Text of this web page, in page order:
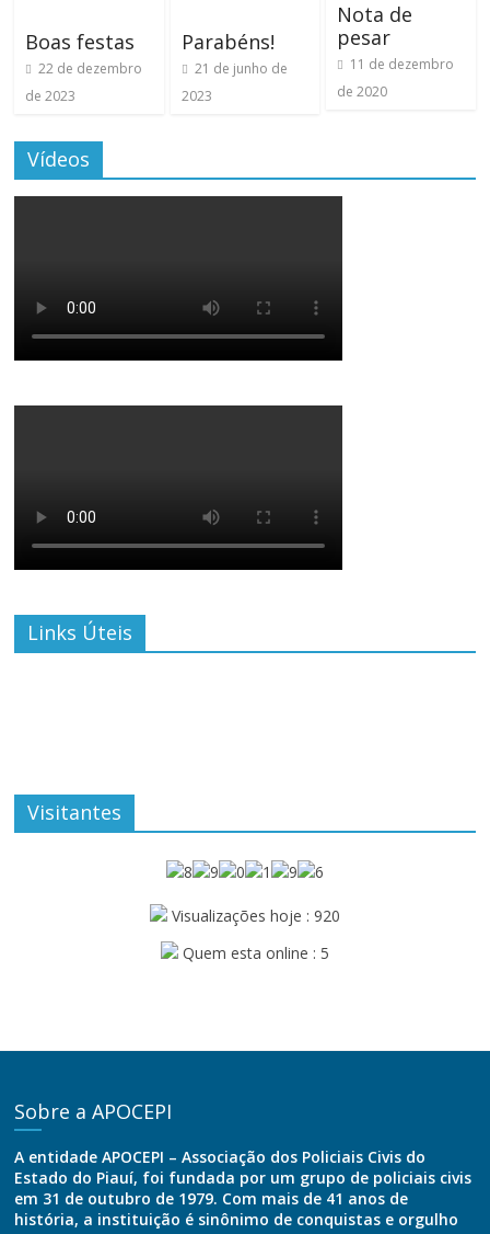
Boas festas
22 de dezembro
de 2023
Parabéns!
21 de junho de
2023
Nota de
pesar
11 de dezembro
de 2020
Vídeos
Links Úteis
Visitantes
Visualizações hoje : 920
Quem esta online : 5
Sobre a APOCEPI
A entidade APOCEPI – Associação dos Policiais Civis do
Estado do Piauí, foi fundada por um grupo de policiais civis
em 31 de outubro de 1979. Com mais de 41 anos de
história, a instituição é sinônimo de conquistas e orgulho